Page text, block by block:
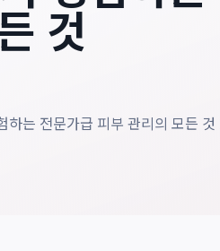
것
는 전문가급 피부 관리의 모든